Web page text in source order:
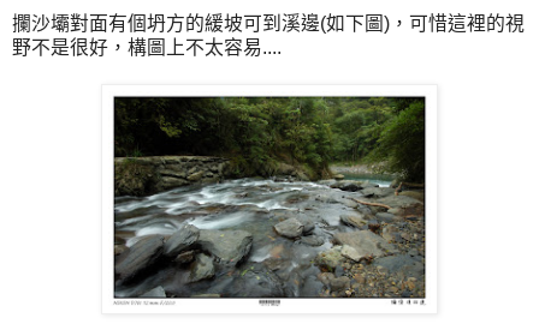
攔沙壩對面有個坍方的緩坡可到溪邊(如下圖)，可惜這裡的視
野不是很好，構圖上不太容易....